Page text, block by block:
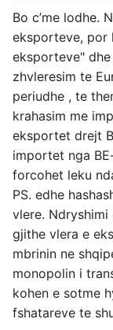
Bo c’me lodhe.
eksporteve, por
eksporteve"
zhvleresim te
periudhe , te
krahasim me
eksportet drejt
importet nga
forcohet leku
PS. edhe
vlere. Ndryshimi
gjithe vlera e
mbrinin ne
monopolin i
kohen e sotme
fshatareve te